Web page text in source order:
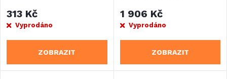
313 Kč
Vyprodáno
ZOBRAZIT
1 906 Kč
Vyprodáno
ZOBRAZIT